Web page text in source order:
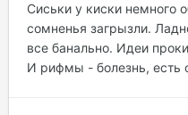
Сиськи у киски немного
сомненья загрызли.
все банально. Идеи
И рифмы - болезнь, есть